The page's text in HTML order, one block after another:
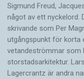
Sigmund Freud,
något av ett nyckelord.
skrivande som Per
utgångspunkt för korta
vetandeströmmar som
storstadsarkitektur.
Lagercrantz är andra